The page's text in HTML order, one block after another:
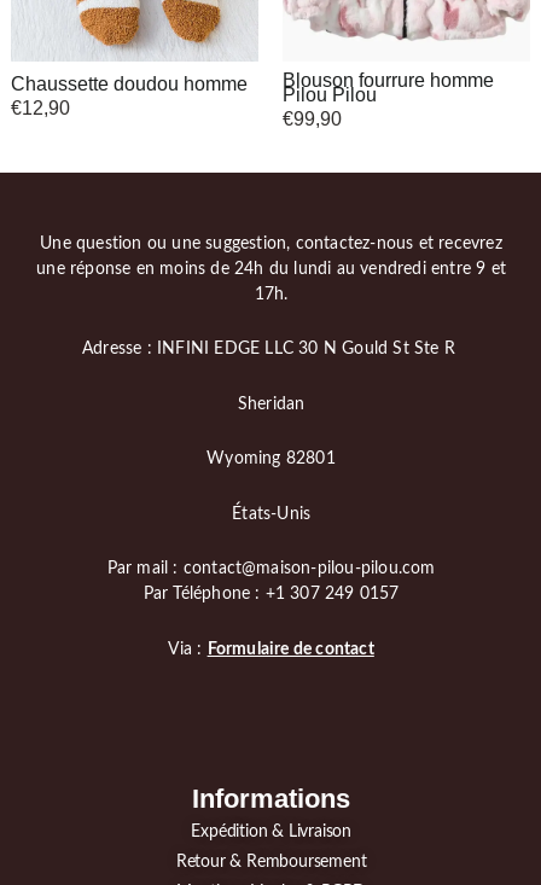
Chaussette doudou homme
€12,90
Blouson fourrure homme
Pilou Pilou
€99,90
Une question ou une suggestion, contactez-nous et recevrez
une réponse en moins de 24h du lundi au vendredi entre 9 et
17h.
Adresse : INFINI EDGE LLC 30 N Gould St Ste R
Sheridan
Wyoming 82801
États-Unis
Par mail : contact@maison-pilou-pilou.com
Par Téléphone : +1 307 249 0157
Via : Formulaire de contact
Informations
Expédition & Livraison
Retour & Remboursement